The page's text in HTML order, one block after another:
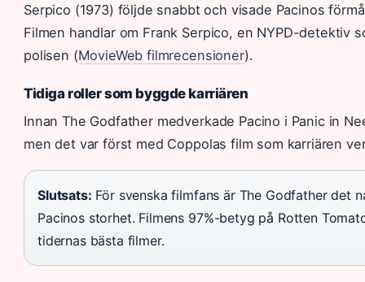
Serpico (1973) följde snabbt och visade Pacinos
Filmen handlar om Frank Serpico, en NYPD-detektiv
polisen (MovieWeb filmrecensioner).
Tidiga roller som byggde karriären
Innan The Godfather medverkade Pacino i Panic in
men det var först med Coppolas film som karriären
Slutsats: För svenska filmfans är The Godfather det
Pacinos storhet. Filmens 97%-betyg på Rotten
tidernas bästa filmer.